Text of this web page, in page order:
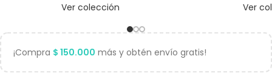
Ver colección Ver
¡Compra $ 150.000 más y obtén envío gratis!